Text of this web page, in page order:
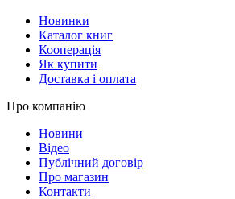
Новинки
Каталог книг
Кооперація
Як купити
Доставка і оплата
Про компанію
Новини
Відео
Публічний договір
Про магазин
Контакти